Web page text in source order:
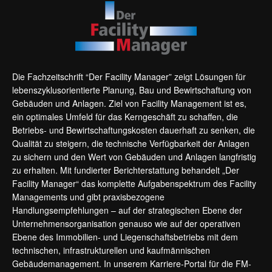
Die Fachzeitschrift “Der Facility Manager” zeigt Lösungen für
lebenszyklusorientierte Planung, Bau und Bewirtschaftung von
Gebäuden und Anlagen. Ziel von Facility Management ist es,
ein optimales Umfeld für das Kerngeschäft zu schaffen, die
Betriebs- und Bewirtschaftungskosten dauerhaft zu senken, die
Qualität zu steigern, die technische Verfügbarkeit der Anlagen
zu sichern und den Wert von Gebäuden und Anlagen langfristig
zu erhalten. Mit fundierter Berichterstattung behandelt „Der
Facility Manager“ das komplette Aufgabenspektrum des Facility
Managements und gibt praxisbezogene
Handlungsempfehlungen – auf der strategischen Ebene der
Unternehmensorganisation genauso wie auf der operativen
Ebene des Immobilien- und Liegenschaftsbetriebs mit dem
technischen, infrastrukturellen und kaufmännischen
Gebäudemanagement. In unserem Karriere-Portal für die FM-